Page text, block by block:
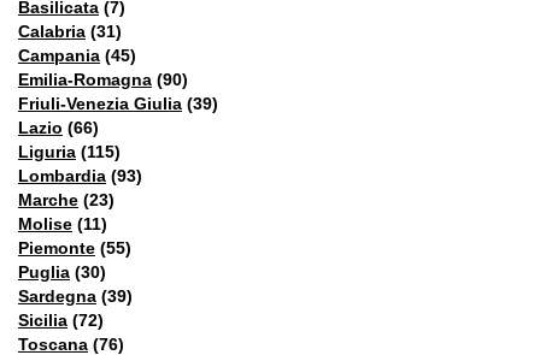
Basilicata (7)
Calabria (31)
Campania (45)
Emilia-Romagna (90)
Friuli-Venezia Giulia (39)
Lazio (66)
Liguria (115)
Lombardia (93)
Marche (23)
Molise (11)
Piemonte (55)
Puglia (30)
Sardegna (39)
Sicilia (72)
Toscana (76)